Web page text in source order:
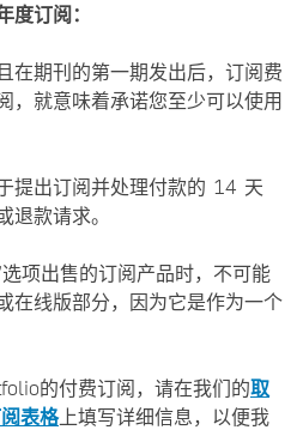
订阅：
在期刊的第一期发出后，订阅费
，就意味着承诺您至少可以使用
提出订阅并处理付款的 14 天
退款请求。
项出售的订阅产品时，不可能
在线版部分，因为它是作为一个
的付费订阅，请在我们的取
表格上填写详细信息，以便我